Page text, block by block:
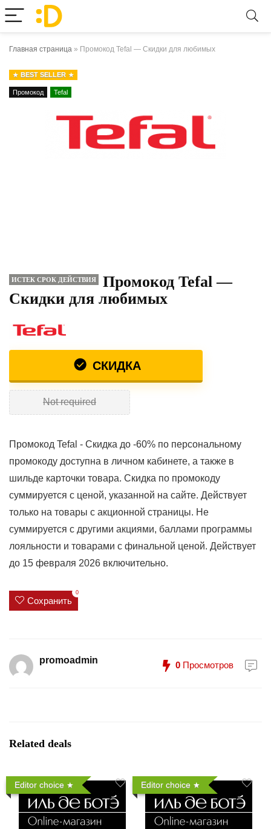
Главная страница » Промокод Tefal — Скидки для любимых
BEST SELLER
Промокод Tefal
ИСТЕК СРОК ДЕЙСТВИЯ
Промокод Tefal —
Скидки для любимых
СКИДКА
Not required
Промокод Tefal - Скидка до -60% по персональному
промокоду доступна в личном кабинете, а также в
шильде карточки товара. Скидка по промокоду
суммируется с ценой, указанной на сайте. Действует
только на товары с акционной страницы. Не
суммируется с другими акциями, баллами программы
лояльности и товарами с финальной ценой. Действует
до 15 февраля 2026 включительно.
Сохранить
0
promoadmin 0 Просмотров
Related deals
Editor choice Editor choice